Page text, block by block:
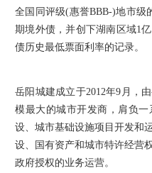
全国同评级(惠誉BBB-)地市级
期境外债，并创下湖南区域1
债历史最低票面利率的记录。
岳阳城建成立于2012年9月，
模最大的城市开发商，肩负
设、城市基础设施项目开发和
设、国有资产和城市特许经营
政府授权的业务运营。